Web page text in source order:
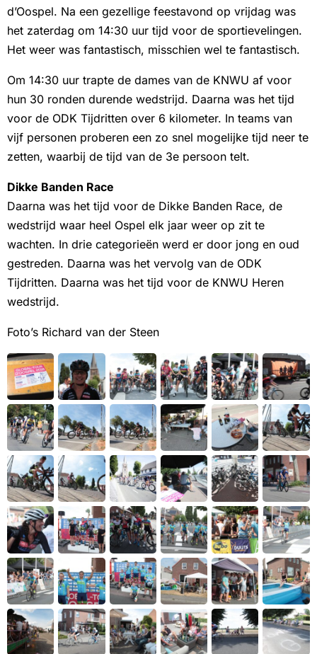
d’Oospel. Na een gezellige feestavond op vrijdag was
het zaterdag om 14:30 uur tijd voor de sportievelingen.
Het weer was fantastisch, misschien wel te fantastisch.
Om 14:30 uur trapte de dames van de KNWU af voor
hun 30 ronden durende wedstrijd. Daarna was het tijd
voor de ODK Tijdritten over 6 kilometer. In teams van
vijf personen proberen een zo snel mogelijke tijd neer te
zetten, waarbij de tijd van de 3e persoon telt.
Dikke Banden Race
Daarna was het tijd voor de Dikke Banden Race, de
wedstrijd waar heel Ospel elk jaar weer op zit te
wachten. In drie categorieën werd er door jong en oud
gestreden. Daarna was het vervolg van de ODK
Tijdritten. Daarna was het tijd voor de KNWU Heren
wedstrijd.
Foto’s Richard van der Steen